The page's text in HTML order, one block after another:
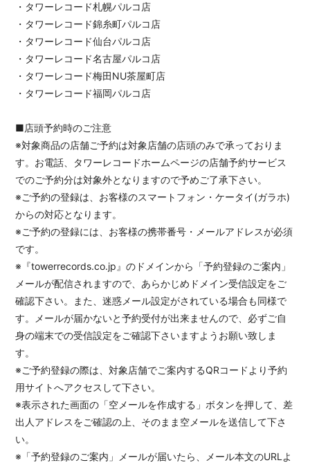
・タワーレコード札幌パルコ店
・タワーレコード錦糸町パルコ店
・タワーレコード仙台パルコ店
・タワーレコード名古屋パルコ店
・タワーレコード梅田NU茶屋町店
・タワーレコード福岡パルコ店
■店頭予約時のご注意
※対象商品の店舗ご予約は対象店舗の店頭のみで承っておりま
す。お電話、タワーレコードホームページの店舗予約サービス
でのご予約分は対象外となりますので予めご了承下さい。
※ご予約の登録は、お客様のスマートフォン・ケータイ(ガラホ)
からの対応となります。
※ご予約の登録には、お客様の携帯番号・メールアドレスが必須
です。
※『towerrecords.co.jp』のドメインから「予約登録のご案内」
メールが配信されますので、あらかじめドメイン受信設定をご
確認下さい。また、迷惑メール設定がされている場合も同様で
す。メールが届かないと予約受付が出来ませんので、必ずご自
身の端末での受信設定をご確認下さいますようお願い致しま
す。
※ご予約登録の際は、対象店舗でご案内するQRコードより予約
用サイトへアクセスして下さい。
※表示された画面の「空メールを作成する」ボタンを押して、差
出人アドレスをご確認の上、そのまま空メールを送信して下さ
い。
※「予約登録のご案内」メールが届いたら、メール本文のURLよ